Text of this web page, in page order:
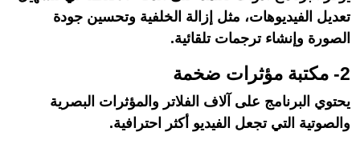
تعديل الفيديوهات، مثل إزالة الخلفية وتحسين جودة
الصورة وإنشاء ترجمات تلقائية.
2- مكتبة مؤثرات ضخمة
يحتوي البرنامج على آلاف الفلاتر والمؤثرات البصرية
والصوتية التي تجعل الفيديو أكثر احترافية.